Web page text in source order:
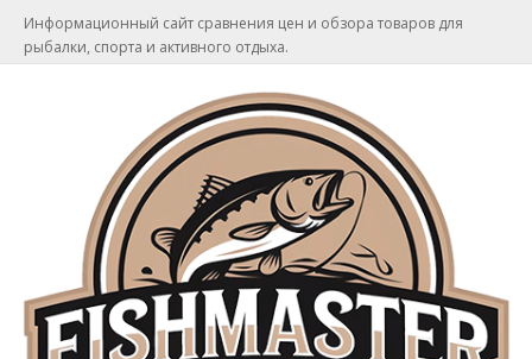
Информационный сайт сравнения цен и обзора товаров для
рыбалки, спорта и активного отдыха.